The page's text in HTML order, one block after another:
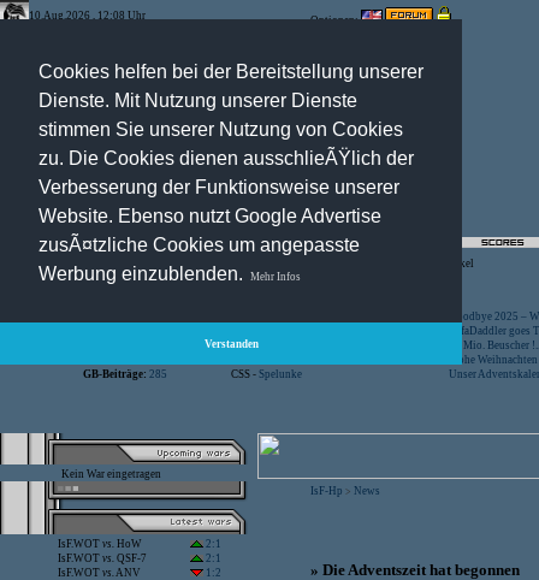
Cookies helfen bei der Bereitstellung unserer
Dienste. Mit Nutzung unserer Dienste
stimmen Sie unserer Nutzung von Cookies
zu. Die Cookies dienen ausschlieÃŸlich der
Verbesserung der Funktionsweise unserer
Website. Ebenso nutzt Google Advertise
zusÃ¤tzliche Cookies um angepasste
Werbung einzublenden.
Mehr Infos
Verstanden
10.Aug.2026 , 12:08 Uhr Optionen:
Artikel
Goodbye 2025 –
SofaDaddler goes
CS -FunYard
40 Mio. Beuscher
Frohe
GB-Beiträge: 285 CSS - Spelunke Unser
Kein War eingetragen
IsF.WOT vs. HoW
2:1
IsF.WOT vs. QSF-7
2:1
IsF.WOT vs.ANV
1:2
IsF-Hp > News
» Die Adventszeit hat begonnen